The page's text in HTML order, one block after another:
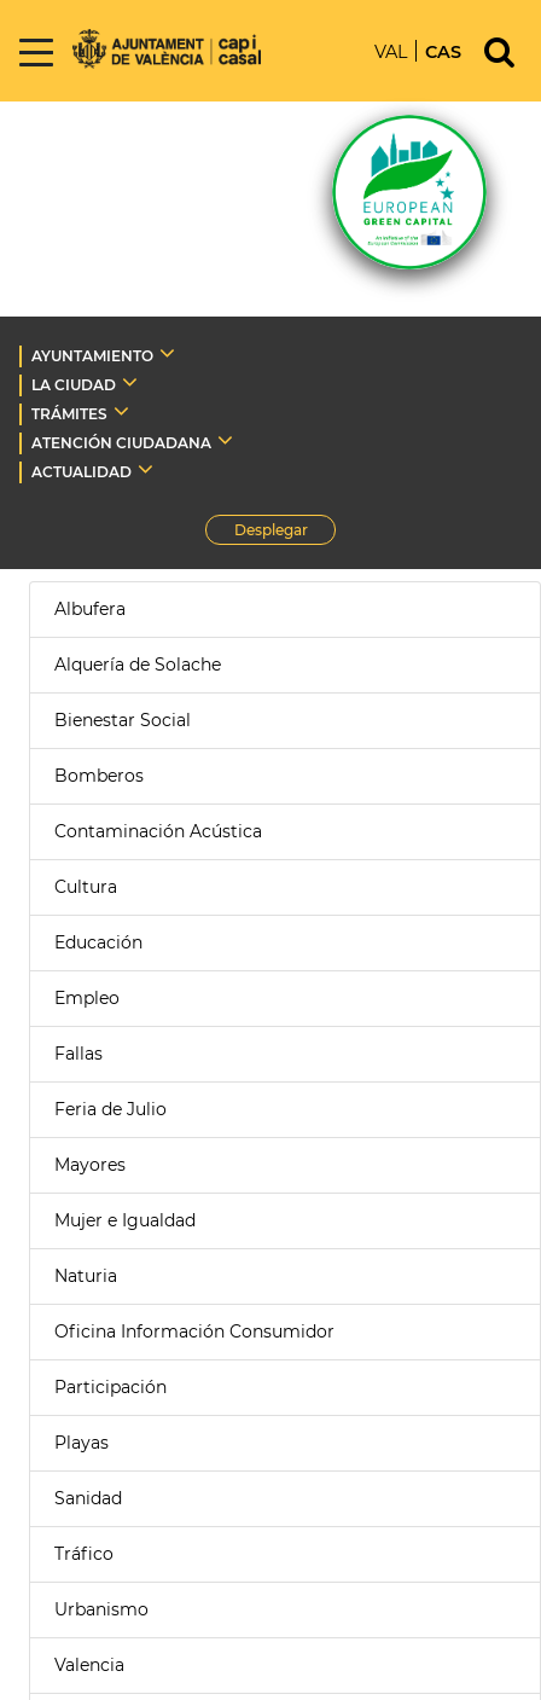
VAL CAS
AYUNTAMIENTO
LA CIUDAD
TRÁMITES
ATENCIÓN CIUDADANA
ACTUALIDAD
Desplegar
Albufera
Alquería de Solache
Bienestar Social
Bomberos
Contaminación Acústica
Cultura
Educación
Empleo
Fallas
Feria de Julio
Mayores
Mujer e Igualdad
Naturia
Oficina Información Consumidor
Participación
Playas
Sanidad
Tráfico
Urbanismo
Valencia